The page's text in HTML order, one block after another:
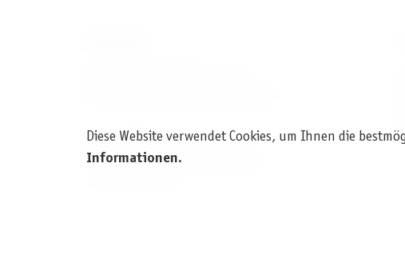
Am Straßbach 3
61169 Friedberg (Deutschland)
Diese Website verwendet Cookies, um Ihnen die
Informationen.